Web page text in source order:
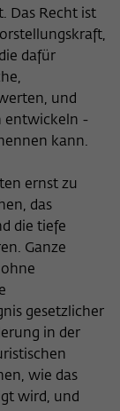
Das Recht ist
dafür
und
entwickeln -
kann.
ernst zu
das
die tiefe
Ganze
gesetzlicher
in der
wie das
wird, und